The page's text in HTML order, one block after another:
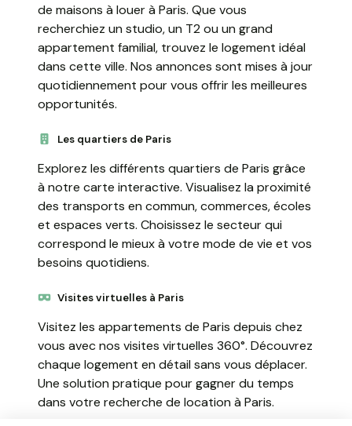
de maisons à louer à Paris. Que vous
recherchiez un studio, un T2 ou un grand
appartement familial, trouvez le logement idéal
dans cette ville. Nos annonces sont mises à jour
quotidiennement pour vous offrir les meilleures
opportunités.
Les quartiers de Paris
Explorez les différents quartiers de Paris grâce
à notre carte interactive. Visualisez la proximité
des transports en commun, commerces, écoles
et espaces verts. Choisissez le secteur qui
correspond le mieux à votre mode de vie et vos
besoins quotidiens.
Visites virtuelles à Paris
Visitez les appartements de Paris depuis chez
vous avec nos visites virtuelles 360°. Découvrez
chaque logement en détail sans vous déplacer.
Une solution pratique pour gagner du temps
dans votre recherche de location à Paris.